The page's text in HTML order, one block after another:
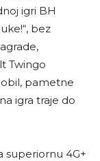
igri BH
bez
Twingo
pametne
igra traje do
superiornu 4G+